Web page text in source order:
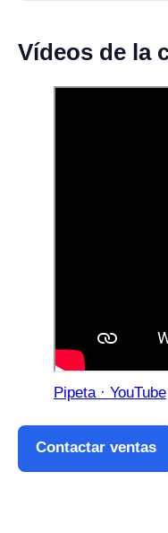
Vídeos de la
Pipeta · YouTube
Contactar ventas